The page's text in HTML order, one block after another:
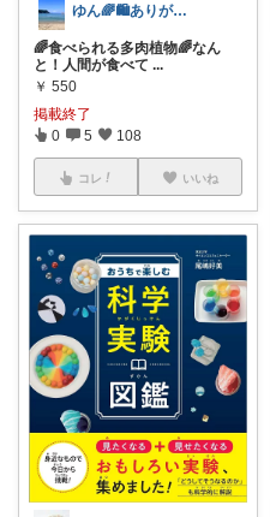
ゆん🌈🛍️ありがとうございます🥹
🌈食べられる多肉植物🌈なん
と！人間が食べて ...
￥ 550
掲載終了
0 5 108
コレ いいね